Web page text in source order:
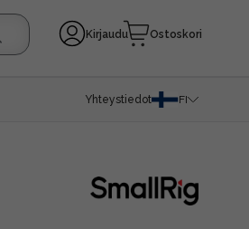
Kirjaudu Ostoskori
Yhteystiedot FI